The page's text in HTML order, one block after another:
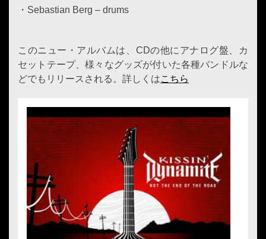
・Sebastian Berg – drums
このニュー・アルバムは、CDの他にアナログ盤、カ
セットテープ、様々なグッズが付いた各種バンドルな
どでもリリースされる。詳しくはこちら